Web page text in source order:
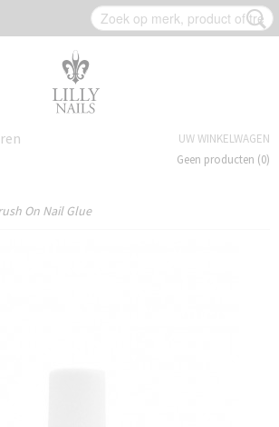
UW WINKELWAGEN
Geen producten (0)
On Nail Glue